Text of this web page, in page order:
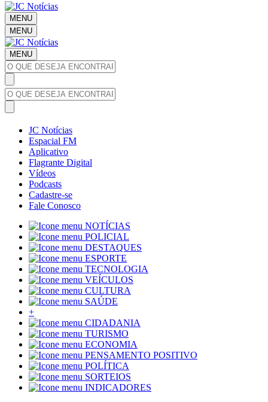
MENU
MENU
MENU
JC Notícias
Espacial FM
Aplicativo
Flagrante Digital
Vídeos
Podcasts
Cadastre-se
Fale Conosco
NOTÍCIAS
POLICIAL
DESTAQUES
ESPORTE
TECNOLOGIA
VEÍCULOS
CULTURA
SAÚDE
+
CIDADANIA
TURISMO
ECONOMIA
PENSAMENTO POSITIVO
POLÍTICA
SORTEIOS
INDICADORES